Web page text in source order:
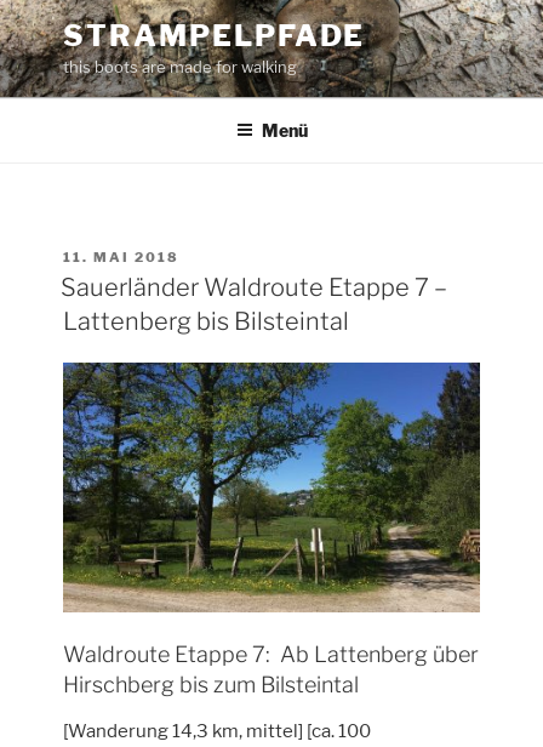
Zum
Inhalt
springen
STRAMPELPFADE
this boots are made for walking
Menü
VERÖFFENTLICHT
AM
11. MAI 2018
Sauerländer Waldroute Etappe 7 –
Lattenberg bis Bilsteintal
Waldroute Etappe 7: Ab Lattenberg über
Hirschberg bis zum Bilsteintal
[Wanderung 14,3 km, mittel] [ca. 100